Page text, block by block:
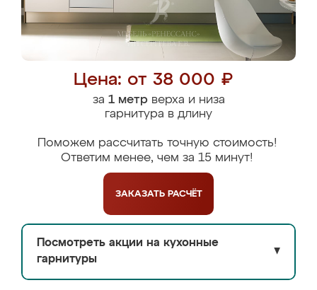
Цена: от 38 000 ₽
за 1 метрверха и низа
гарнитура в длину
Поможем рассчитать точную стоимость!
Ответим менее, чем за 15 минут!
ЗАКАЗАТЬ РАСЧЁТ
Посмотреть акции на кухонные
гарнитуры
▼